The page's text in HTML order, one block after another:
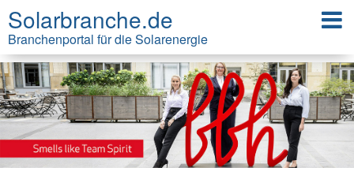
Solarbranche.de
Branchenportal für die Solarenergie